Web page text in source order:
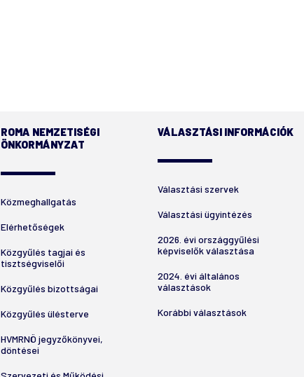
ROMA NEMZETISÉGI
ÖNKORMÁNYZAT
Közmeghallgatás
Elérhetőségek
Közgyűlés tagjai és
tisztségviselői
Közgyűlés bizottságai
Közgyűlés ülésterve
HVMRNÖ jegyzőkönyvei,
döntései
VÁLASZTÁSI INFORMÁCIÓK
Választási szervek
Választási ügyintézés
2026. évi országgyűlési
képviselők választása
2024. évi általános
választások
Korábbi választások